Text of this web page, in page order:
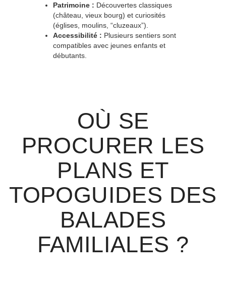
Patrimoine : Découvertes classiques
(château, vieux bourg) et curiosités
(églises, moulins, “cluzeaux”).
Accessibilité : Plusieurs sentiers sont
compatibles avec jeunes enfants et
débutants.
OÙ SE
PROCURER LES
PLANS ET
TOPOGUIDES DES
BALADES
FAMILIALES ?